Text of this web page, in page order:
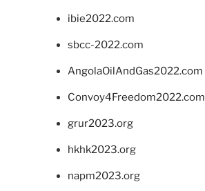
ibie2022.com
sbcc-2022.com
AngolaOilAndGas2022.com
Convoy4Freedom2022.com
grur2023.org
hkhk2023.org
napm2023.org